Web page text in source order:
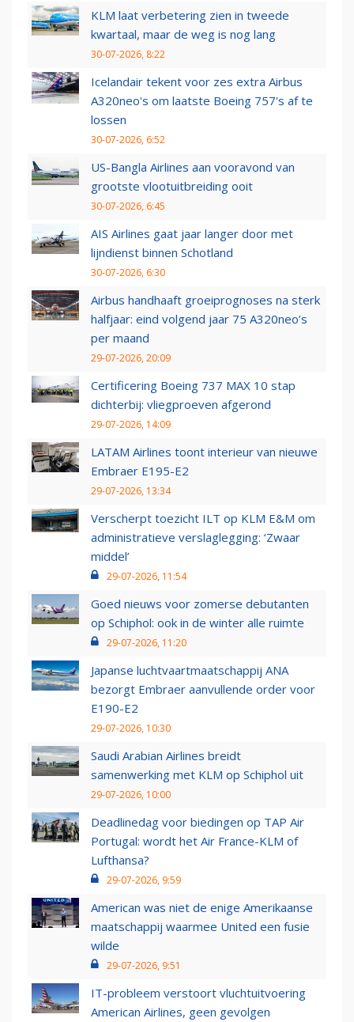
KLM laat verbetering zien in tweede
kwartaal, maar de weg is nog lang
30-07-2026, 8:22
Icelandair tekent voor zes extra Airbus
A320neo's om laatste Boeing 757's af te
lossen
30-07-2026, 6:52
US-Bangla Airlines aan vooravond van
grootste vlootuitbreiding ooit
30-07-2026, 6:45
AIS Airlines gaat jaar langer door met
lijndienst binnen Schotland
30-07-2026, 6:30
Airbus handhaaft groeiprognoses na sterk
halfjaar: eind volgend jaar 75 A320neo’s
per maand
29-07-2026, 20:09
Certificering Boeing 737 MAX 10 stap
dichterbij: vliegproeven afgerond
29-07-2026, 14:09
LATAM Airlines toont interieur van nieuwe
Embraer E195-E2
29-07-2026, 13:34
Verscherpt toezicht ILT op KLM E&M om
administratieve verslaglegging: ‘Zwaar
middel’
29-07-2026, 11:54
Goed nieuws voor zomerse debutanten
op Schiphol: ook in de winter alle ruimte
29-07-2026, 11:20
Japanse luchtvaartmaatschappij ANA
bezorgt Embraer aanvullende order voor
E190-E2
29-07-2026, 10:30
Saudi Arabian Airlines breidt
samenwerking met KLM op Schiphol uit
29-07-2026, 10:00
Deadlinedag voor biedingen op TAP Air
Portugal: wordt het Air France-KLM of
Lufthansa?
29-07-2026, 9:59
American was niet de enige Amerikaanse
maatschappij waarmee United een fusie
wilde
29-07-2026, 9:51
IT-probleem verstoort vluchtuitvoering
American Airlines, geen gevolgen